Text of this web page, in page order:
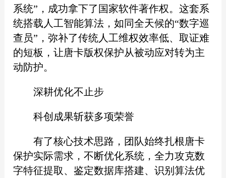
系统”，成功拿下了国家软件著作权。这套系
统搭载人工智能算法，如同全天候的“数字巡
查员”，弥补了传统人工维权效率低、取证难
的短板，让唐卡版权保护从被动应对转为主
动防护。
深耕优化不止步
科创成果斩获多项荣誉
有了核心技术思路，团队始终扎根唐卡
保护实际需求，不断优化系统，全力攻克数
字特征提取、鉴定数据库搭建、识别算法优